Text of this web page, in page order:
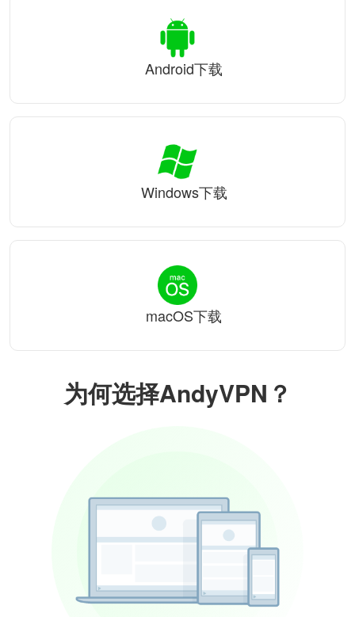
为何选择AndyVPN？
Android下载
Windows下载
macOS下载